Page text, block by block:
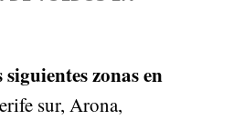
zonas en
sur, Arona,